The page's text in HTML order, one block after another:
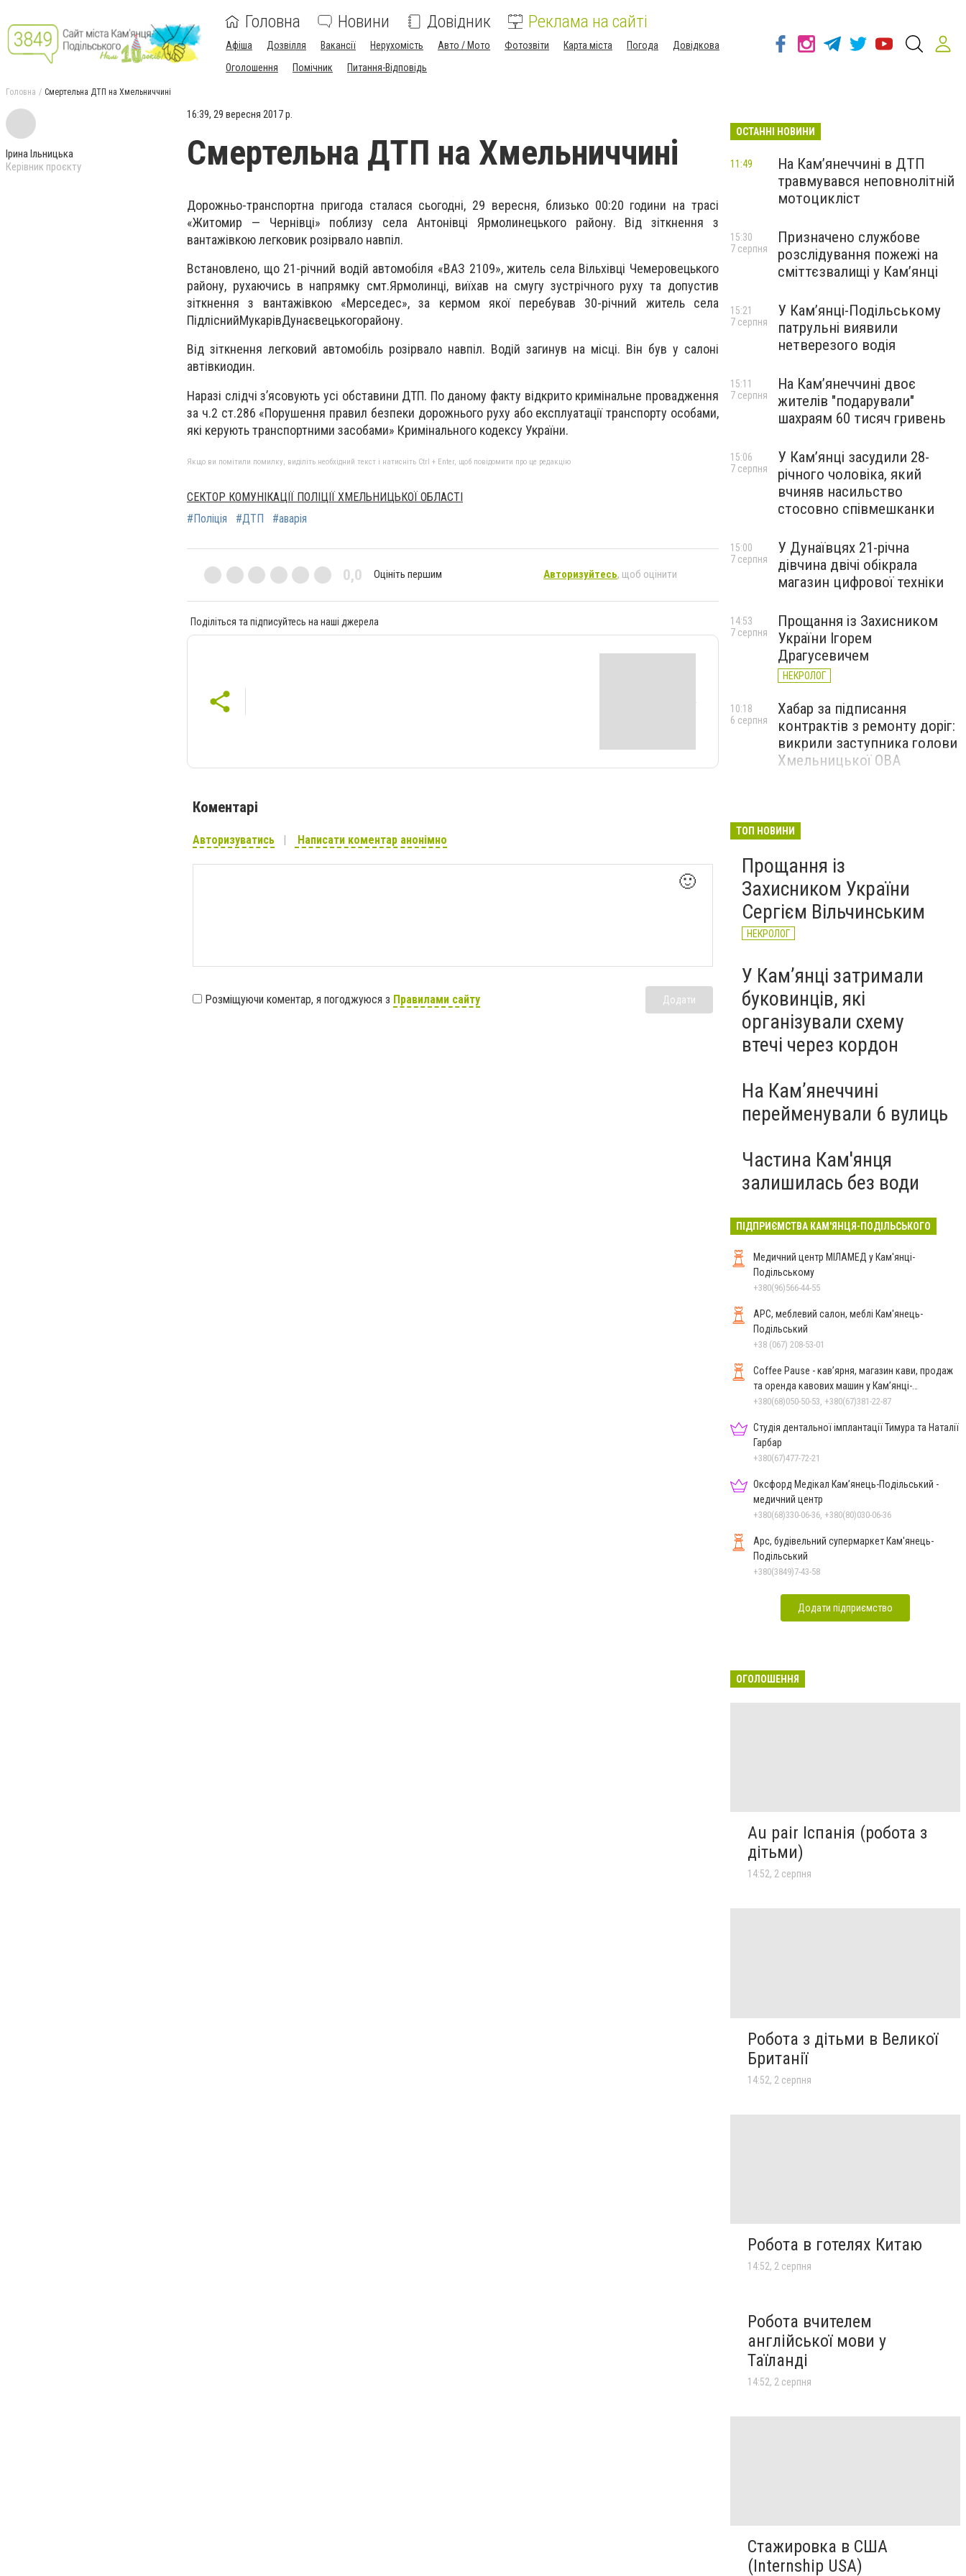
Головна Новини Довідник Реклама на сайті
Афіша Дозвілля Вакансії Нерухомість Авто / Мото Фотозвіти Карта міста Погода
Довідкова
Оголошення
Помічник Питання-Відповідь
Головна Смертельна ДТП на Хмельниччині
Ірина Ільницька
Керівник проєкту
16:39, 29 вересня 2017 р.
Смертельна ДТП на Хмельниччині
Дорожньо-транспортна пригода сталася сьогодні, 29 вересня, близько 00:20 години на трасі
«Житомир — Чернівці» поблизу села Антонівці Ярмолинецького району. Від зіткнення з
вантажівкою легковик розірвало навпіл.
Встановлено, що 21-річний водій автомобіля «ВАЗ 2109», житель села Вільхівці Чемеровецького
району, рухаючись в напрямку смт.Ярмолинці, виїхав на смугу зустрічного руху та допустив
зіткнення з вантажівкою «Мерседес», за кермом якої перебував 30-річний житель села
ПідліснийМукарівДунаєвецькогорайону.
Від зіткнення легковий автомобіль розірвало навпіл. Водій загинув на місці. Він був у салоні
автівкиодин.
Наразі слідчі з’ясовують усі обставини ДТП. По даному факту відкрито кримінальне провадження
за ч.2 ст.286 «Порушення правил безпеки дорожнього руху або експлуатації транспорту особами,
які керують транспортними засобами» Кримінального кодексу України.
Якщо ви помітили помилку, виділіть необхідний текст і натисніть Ctrl + Enter, щоб повідомити про це редакцію
СЕКТОР КОМУНІКАЦІЇ ПОЛІЦІЇ ХМЕЛЬНИЦЬКОЇ ОБЛАСТІ
#Поліція
#ДТП #аварія
0,0 Оцініть першим Авторизуйтесь, щоб оцінити
Поділіться та підписуйтесь на наші джерела
Коментарі
Авторизуватись Написати коментар анонімно
🙂
Розміщуючи коментар, я погоджуюся з Правилами сайту Додати
ОСТАННІ НОВИНИ
На Кам’янеччині в ДТП
травмувався неповнолітній
мотоцикліст
11:49
Призначено службове
розслідування пожежі на
сміттєзвалищі у Кам’янці
15:30
7 серпня
У Кам’янці-Подільському
патрульні виявили
нетверезого водія
15:21
7 серпня
На Камʼянеччині двоє
жителів "подарували"
шахраям 60 тисяч гривень
15:11
7 серпня
У Камʼянці засудили 28-
річного чоловіка, який
вчиняв насильство
стосовно співмешканки
15:06
7 серпня
У Дунаївцях 21-річна
дівчина двічі обікрала
магазин цифрової техніки
15:00
7 серпня
Прощання із Захисником
України Ігорем
Драгусевичем
НЕКРОЛОГ
14:53
7 серпня
Хабар за підписання
контрактів з ремонту доріг:
викрили заступника голови
Хмельницької ОВА
10:18
6 серпня
ТОП НОВИНИ
Прощання із
Захисником України
Сергієм Вільчинським
НЕКРОЛОГ
У Кам’янці затримали
буковинців, які
організували схему
втечі через кордон
На Камʼянеччині
перейменували 6 вулиць
Частина Кам'янця
залишилась без води
ПІДПРИЄМСТВА КАМ'ЯНЦЯ-ПОДІЛЬСЬКОГО
Медичний центр МІЛАМЕД у Кам'янці-
Подільському
+380(96)566-44-55
АРС, меблевий салон, меблі Кам'янець-
Подільський
+38 (067) 208-53-01
Coffee Pause - кав’ярня, магазин кави, продаж
та оренда кавових машин у Кам’янці-
Подільському
+380(68)050-50-53, +380(67)381-22-87
Студія дентальної імплантації Тимура та Наталії
Гарбар
+380(67)477-72-21
Оксфорд Медікал Кам’янець-Подільський -
медичний центр
+380(68)330-06-36, +380(80)030-06-36
Арс, будівельний супермаркет Кам'янець-
Подільський
+380(3849)7-43-58
Додати підприємство
ОГОЛОШЕННЯ
Au pair Іспанія (робота з
дітьми)
14:52, 2 серпня
Робота з дітьми в Великої
Британії
14:52, 2 серпня
Робота в готелях Китаю
14:52, 2 серпня
Робота вчителем
англійської мови у
Таїланді
14:52, 2 серпня
Стажировка в США
(Internship USA)